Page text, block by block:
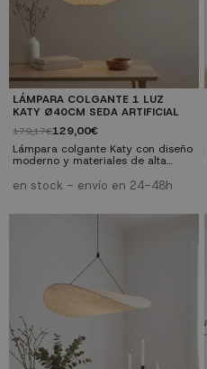
LÁMPARA COLGANTE 1 LUZ
KATY Ø40CM SEDA ARTIFICIAL
179,17€129,00€
Lámpara colgante Katy con diseño
moderno y materiales de alta
estándar. Perfecta para salones,
Materiales resistentes y duraderos
✓ Fácil instalación: Incluye
instrucciones y herrajes
en stock - envío en 24-48h